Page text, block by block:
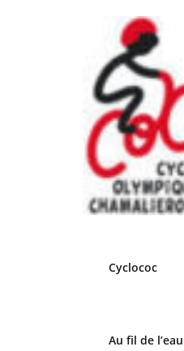
Cyclococ
Au fil de l’eau